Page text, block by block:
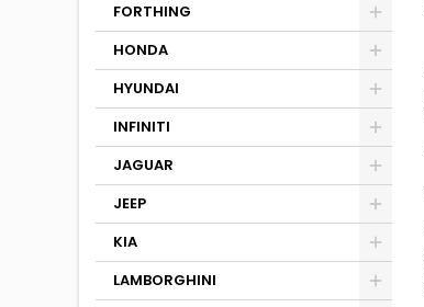
FORTHING
HONDA
HYUNDAI
INFINITI
JAGUAR
JEEP
KIA
LAMBORGHINI